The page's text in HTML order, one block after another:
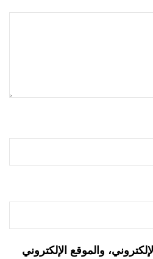
والموقع الإلكتروني